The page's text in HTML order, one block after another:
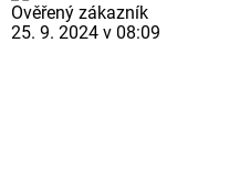
Ověřený zákazník
25. 9. 2024 v 08:09